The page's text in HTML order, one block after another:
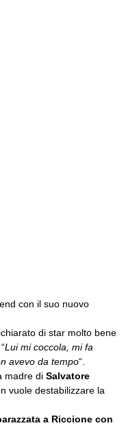
con il suo nuovo
di star molto bene
Lui mi coccola, mi fa
avevo da tempo“.
madre di Salvatore
vuole destabilizzare la
a Riccione con